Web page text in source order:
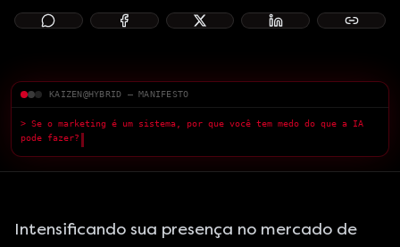
KAIZEN@HYBRID — MANIFESTO
> Se o marketing é um sistema, por que você tem medo do que a IA
pode fazer?
Intensificando sua presença no mercado de